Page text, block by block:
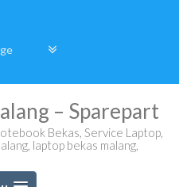
– Sparepart
Bekas, Service Laptop,
laptop bekas malang,